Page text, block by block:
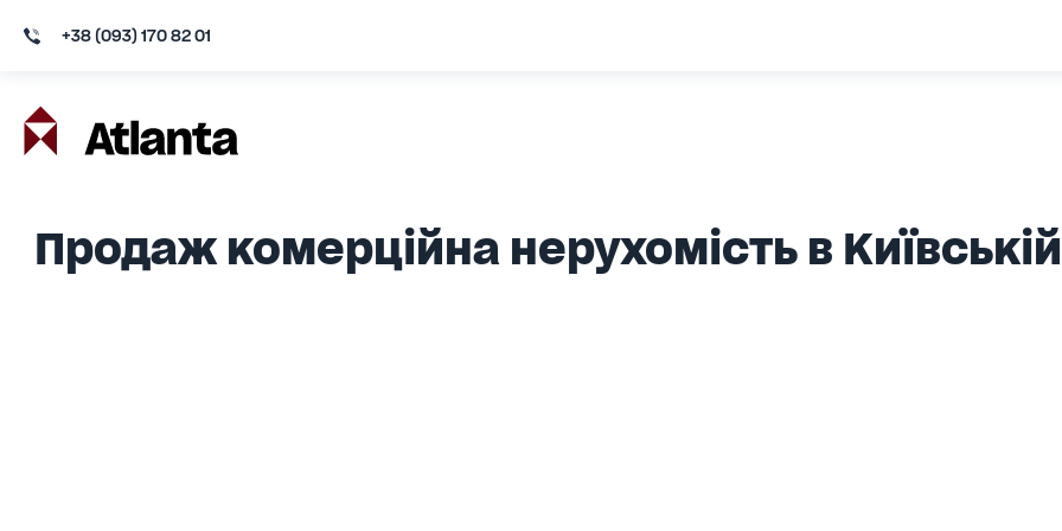
+38 (093) 170 82 01
Продаж комерційна нерухомість в Київській